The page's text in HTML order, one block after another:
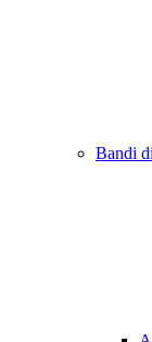
Bandi